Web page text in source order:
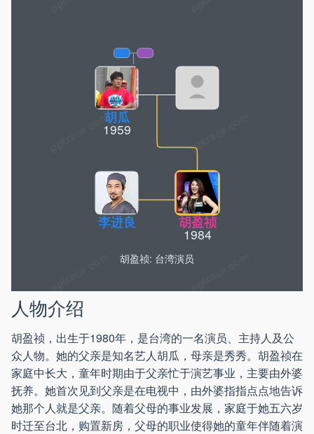
胡盈祯
1984
胡瓜
1959
李进良
胡盈祯: 台湾演员
人物介绍
胡盈祯，出生于1980年，是台湾的一名演员、主持人及公
众人物。她的父亲是知名艺人胡瓜，母亲是秀秀。胡盈祯在
家庭中长大，童年时期由于父亲忙于演艺事业，主要由外婆
抚养。她首次见到父亲是在电视中，由外婆指指点点地告诉
她那个人就是父亲。随着父母的事业发展，家庭于她五六岁
时迁至台北，购置新房，父母的职业使得她的童年伴随着演